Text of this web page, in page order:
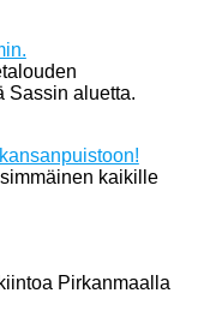
Sassin aluetta.
kaikille
Pirkanmaalla